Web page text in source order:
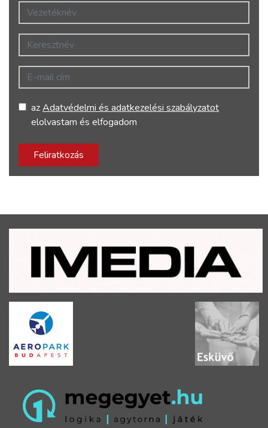
Vezetéknév
Keresztnév
E-mail cím
azAdatvédelmi és adatkezelési szabályzatot
elolvastam és elfogadom
Feliratkozás